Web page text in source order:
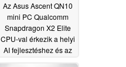
Az Asus Ascent QN10
mini PC Qualcomm
Snapdragon X2 Elite
CPU-val érkezik a helyi
AI fejlesztéshez és az
OpenClaw-hoz